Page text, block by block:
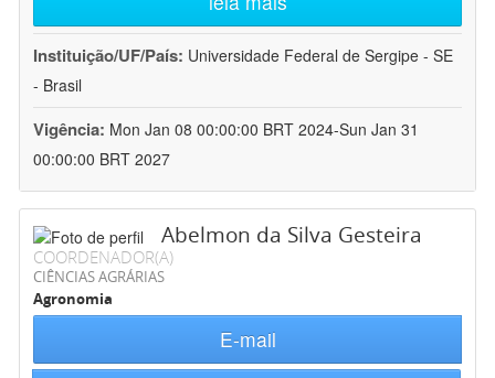
Instituição/UF/País: Universidade Federal de Sergipe - SE
- Brasil
Vigência: Mon Jan 08 00:00:00 BRT 2024-Sun Jan 31
00:00:00 BRT 2027
Abelmon da Silva Gesteira
COORDENADOR(A)
CIÊNCIAS AGRÁRIAS
Agronomia
E-mail